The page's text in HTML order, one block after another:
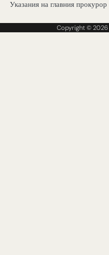
Указания на главния прокурор
Copyright © 2026